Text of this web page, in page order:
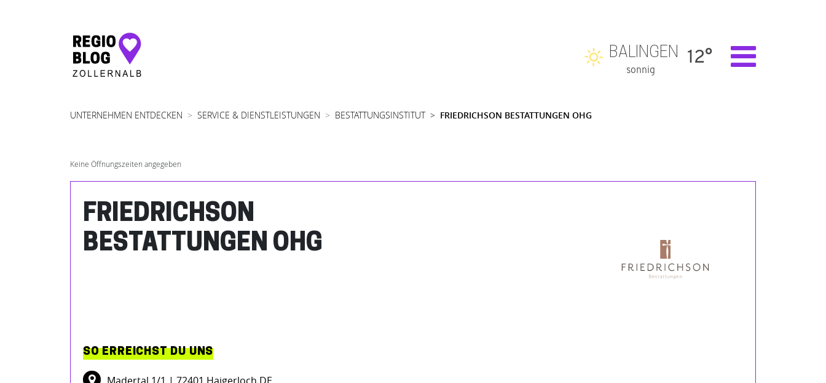
Hauptnavigation
BALINGEN
sonnig
12°
UNTERNEHMEN ENTDECKEN SERVICE & DIENSTLEISTUNGEN BESTATTUNGSINSTITUT FRIEDRICHSON BESTATTUNGEN OHG
Keine Öffnungszeiten angegeben
FRIEDRICHSON
BESTATTUNGEN OHG
SO ERREICHST DU UNS